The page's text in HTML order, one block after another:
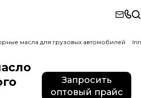
масла для грузовых автомобилей
Запросить
оптовый прайс